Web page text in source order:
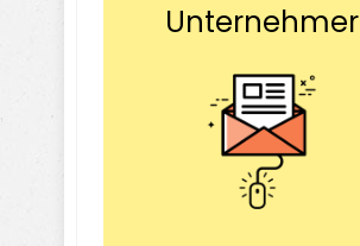
Unternehmer